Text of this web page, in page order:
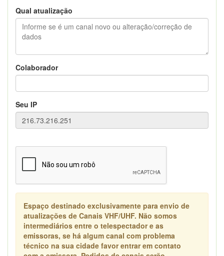
Qual atualização
Colaborador
Seu IP
Espaço destinado exclusivamente para envio de
atualizações de Canais VHF/UHF. Não somos
intermediários entre o telespectador e as
emissoras, se há algum canal com problema
técnico na sua cidade favor entrar em contato